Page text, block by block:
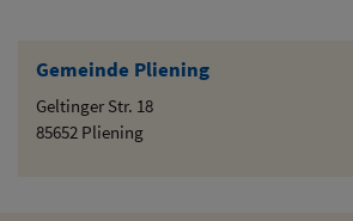
Gemeinde Pliening
Geltinger Str. 18
85652 Pliening